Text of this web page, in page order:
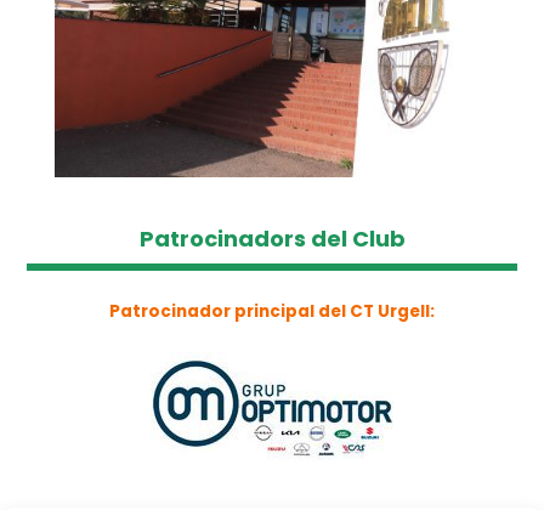
Patrocinadors del Club
Patrocinador principal del CT Urgell: